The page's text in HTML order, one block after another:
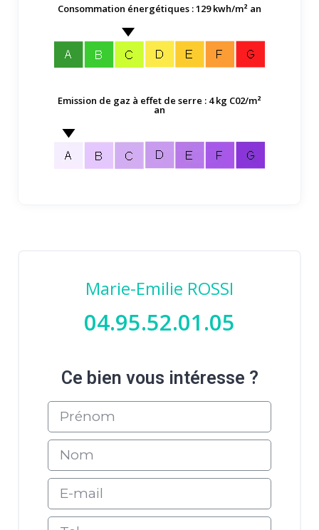
Consommation énergétiques : 129 kwh/m² an
Emission de gaz à effet de serre : 4 kg C02/m²
an
Marie-Emilie ROSSI
04.95.52.01.05
Ce bien vous intéresse ?